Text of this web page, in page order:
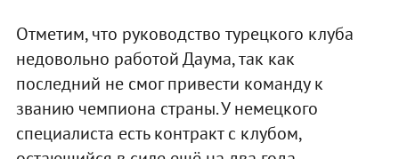
Отметим, что руководство турецкого клуба
недовольно работой Даума, так как
последний не смог привести команду к
званию чемпиона страны. У немецкого
специалиста есть контракт с клубом,